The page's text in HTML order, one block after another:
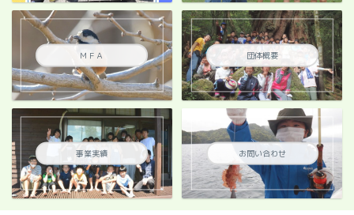
ＭＦＡ 団体概要
事業実績 お問い合わせ